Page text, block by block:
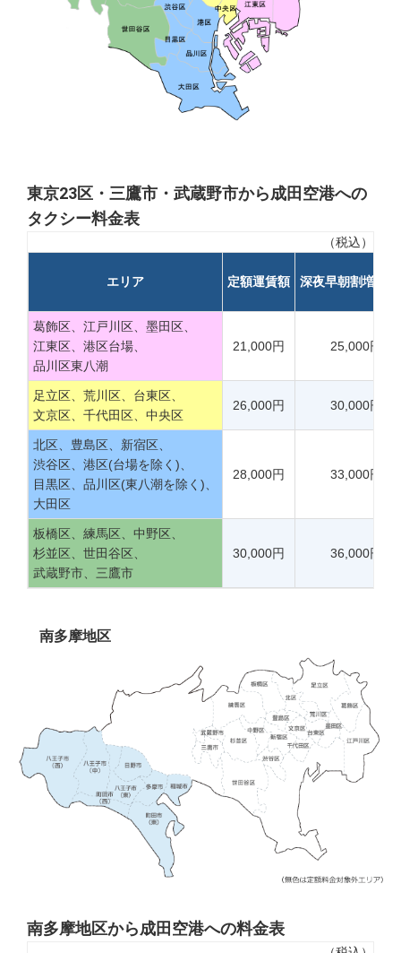
東京23区・三鷹市・武蔵野市から成田空港への
タクシー料金表
（税込）
エリア 定額運賃額 深夜早朝割増運
葛飾区、江戸川区、墨田区、
江東区、港区台場、
品川区東八潮
21,000円 25,000円
足立区、荒川区、台東区、
文京区、千代田区、中央区
26,000円 30,000円
北区、豊島区、新宿区、
渋谷区、港区(台場を除く)、
目黒区、品川区(東八潮を除く)、
大田区
28,000円 33,000円
板橋区、練馬区、中野区、
杉並区、世田谷区、
武蔵野市、三鷹市
30,000円 36,000円
南多摩地区
南多摩地区から成田空港への料金表